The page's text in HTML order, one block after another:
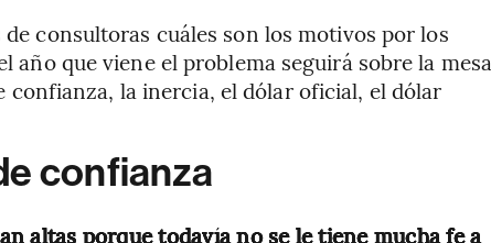
consultoras cuáles son los motivos por los
año que viene el problema seguirá sobre la mesa
confianza, la inercia, el dólar oficial, el dólar
confianza
altas porque todavía no se le tiene mucha fe a